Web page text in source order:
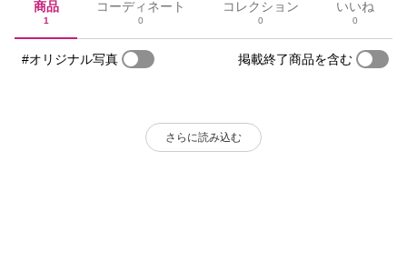
商品
1
コーディネート
0
コレクション
0
いいね
0
#オリジナル写真 掲載終了商品を含む
さらに読み込む